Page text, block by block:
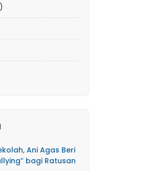
Ani Agas Beri
bagi Ratusan